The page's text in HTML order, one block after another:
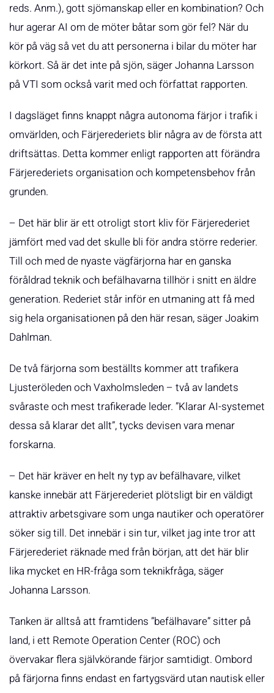
reds. Anm.), gott sjömanskap eller en kombination? Och
hur agerar AI om de möter båtar som gör fel? När du
kör på väg så vet du att personerna i bilar du möter har
körkort. Så är det inte på sjön, säger Johanna Larsson
på VTI som också varit med och författat rapporten.
I dagsläget finns knappt några autonoma färjor i trafik i
omvärlden, och Färjerederiets blir några av de första att
driftsättas. Detta kommer enligt rapporten att förändra
Färjerederiets organisation och kompetensbehov från
grunden.
– Det här blir är ett otroligt stort kliv för Färjerederiet
jämfört med vad det skulle bli för andra större rederier.
Till och med de nyaste vägfärjorna har en ganska
föråldrad teknik och befälhavarna tillhör i snitt en äldre
generation. Rederiet står inför en utmaning att få med
sig hela organisationen på den här resan, säger Joakim
Dahlman.
De två färjorna som beställts kommer att trafikera
Ljusteröleden och Vaxholmsleden – två av landets
svåraste och mest trafikerade leder. ”Klarar AI-systemet
dessa så klarar det allt”, tycks devisen vara menar
forskarna.
– Det här kräver en helt ny typ av befälhavare, vilket
kanske innebär att Färjerederiet plötsligt bir en väldigt
attraktiv arbetsgivare som unga nautiker och operatörer
söker sig till. Det innebär i sin tur, vilket jag inte tror att
Färjerederiet räknade med från början, att det här blir
lika mycket en HR-fråga som teknikfråga, säger
Johanna Larsson.
Tanken är alltså att framtidens ”befälhavare” sitter på
land, i ett Remote Operation Center (ROC) och
övervakar flera självkörande färjor samtidigt. Ombord
på färjorna finns endast en fartygsvärd utan nautisk eller